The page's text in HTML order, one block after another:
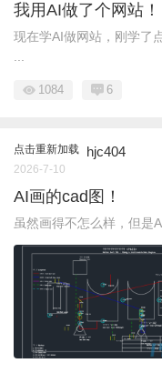
我用AI做了个网站！
现在学AI做网站，刚学了
1084 6
点击重新加载 hjc404
2026-7-10
AI画的cad图！
虽然画得不怎么样，但是